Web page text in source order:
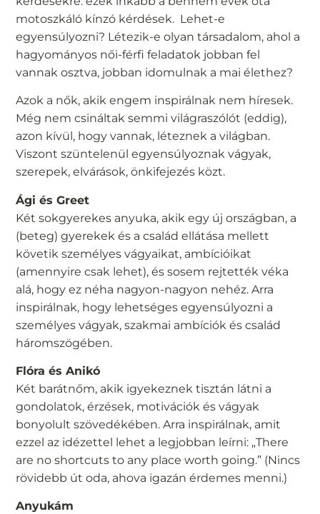
motoszkáló kínzó kérdések. Lehet-e
egyensúlyozni? Létezik-e olyan társadalom, ahol a
hagyományos női-férfi feladatok jobban fel
vannak osztva, jobban idomulnak a mai élethez?
Azok a nők, akik engem inspirálnak nem híresek.
Még nem csináltak semmi világraszólót (eddig),
azon kívül, hogy vannak, léteznek a világban.
Viszont szüntelenül egyensúlyoznak vágyak,
szerepek, elvárások, önkifejezés közt.
Ági és Greet
Két sokgyerekes anyuka, akik egy új országban, a
(beteg) gyerekek és a család ellátása mellett
követik személyes vágyaikat, ambícióikat
(amennyire csak lehet), és sosem rejtették véka
alá, hogy ez néha nagyon-nagyon nehéz. Arra
inspirálnak, hogy lehetséges egyensúlyozni a
személyes vágyak, szakmai ambíciók és család
háromszögében.
Flóra és Anikó
Két barátnőm, akik igyekeznek tisztán látni a
gondolatok, érzések, motivációk és vágyak
bonyolult szövedékében. Arra inspirálnak, amit
ezzel az idézettel lehet a legjobban leírni: „There
are no shortcuts to any place worth going.” (Nincs
rövidebb út oda, ahova igazán érdemes menni.)
Anyukám